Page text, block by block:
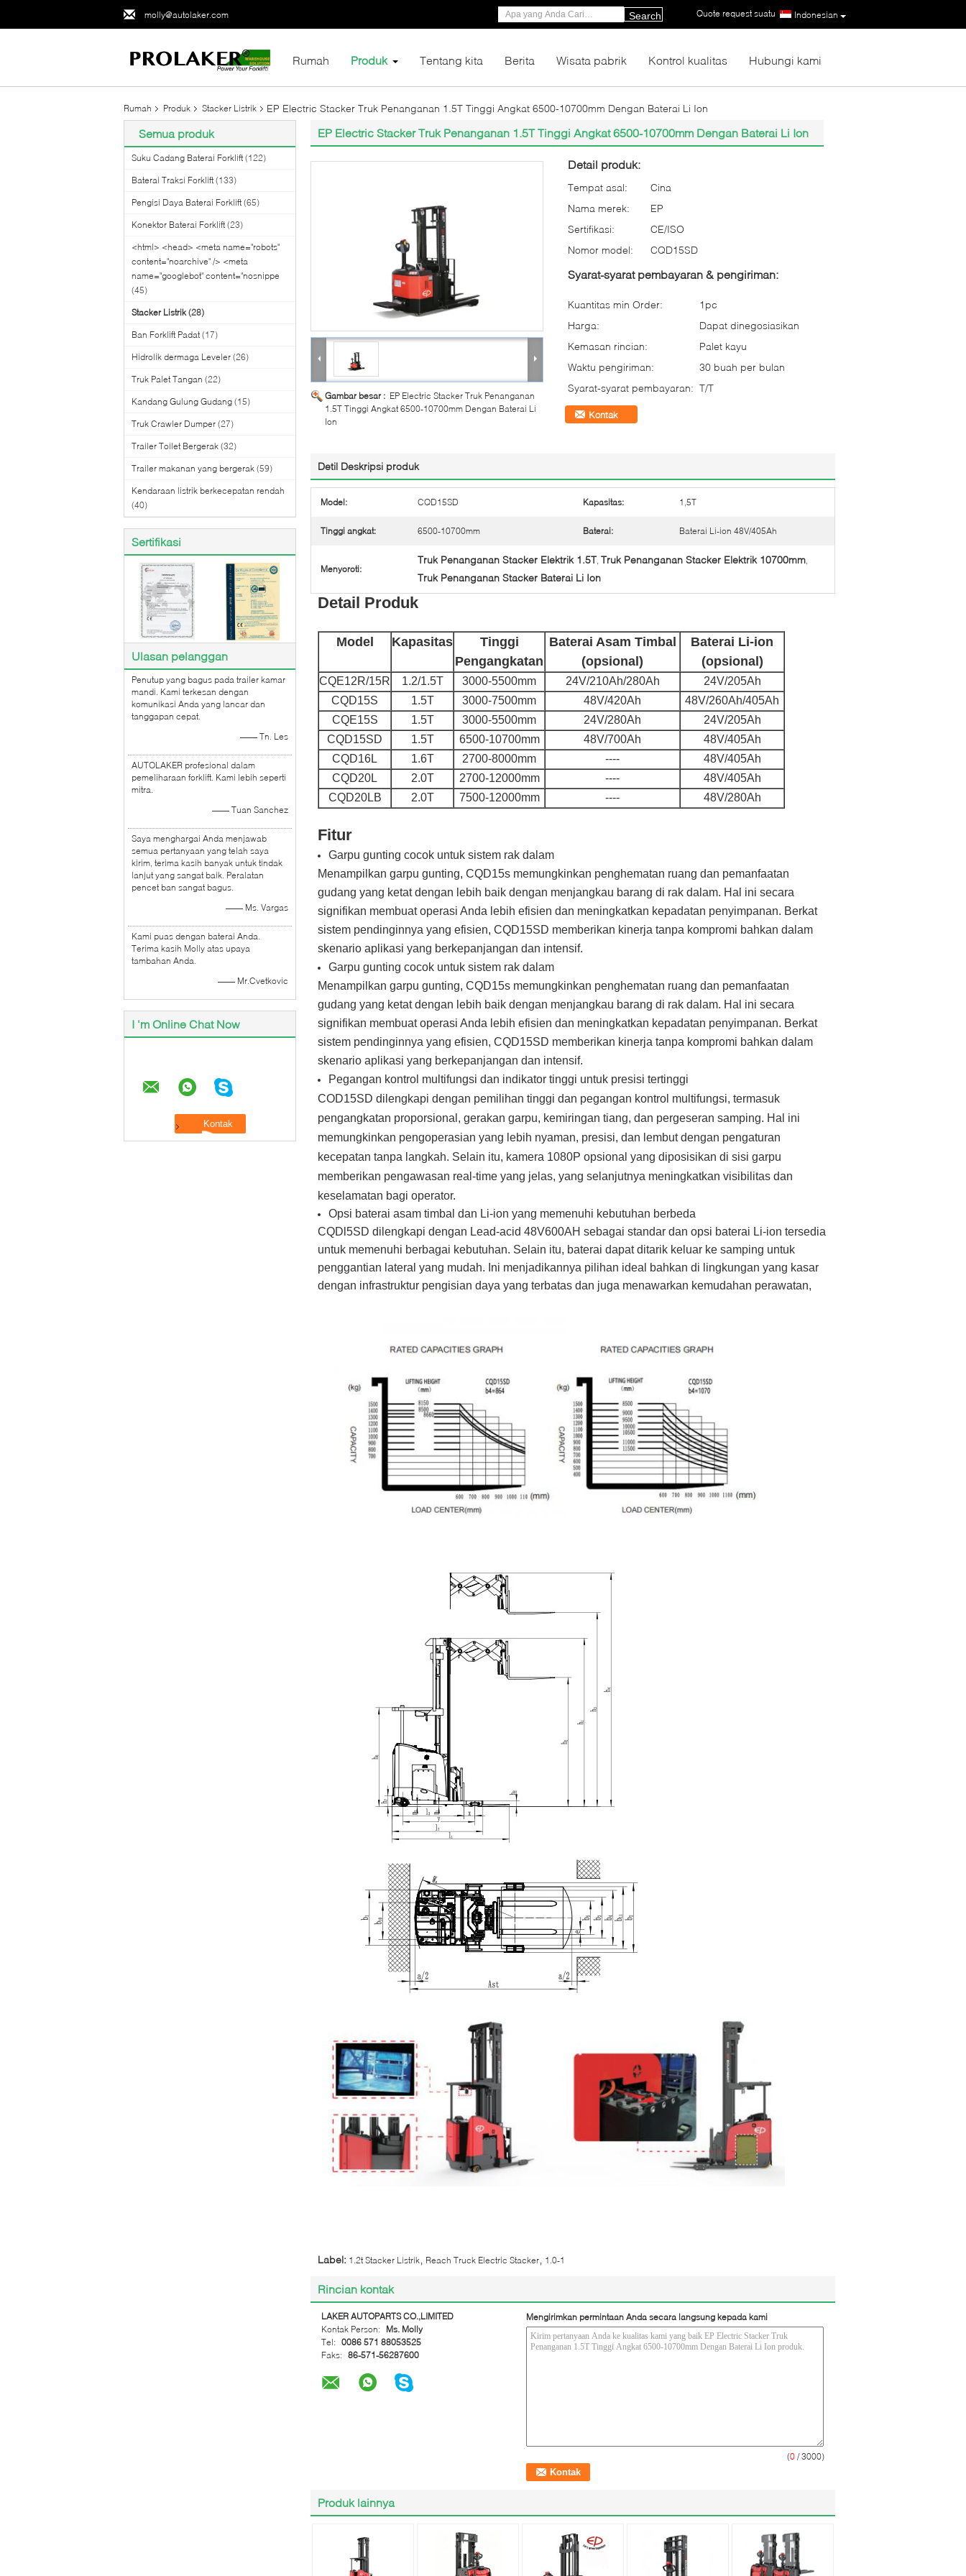
molly@autolaker.com Indonesian
Quote request suatu |
Search
Rumah Produk Tentang kita Berita Wisata pabrik Kontrol kualitas Hubungi kami
Rumah Produk Stacker Listrik EP Electric Stacker Truk Penanganan 1.5T Tinggi Angkat 6500-10700mm Dengan Baterai Li Ion
Semua produk
Suku Cadang Baterai Forklift (122)
Baterai Traksi Forklift (133)
Pengisi Daya Baterai Forklift (65)
Konektor Baterai Forklift (23)
<html> <head> <meta name="robots"
content="noarchive" /> <meta
name="googlebot" content="nosnippe
(45)
Stacker Listrik (28)
Ban Forklift Padat (17)
Hidrolik dermaga Leveler (26)
Truk Palet Tangan (22)
Kandang Gulung Gudang (15)
Truk Crawler Dumper (27)
Trailer Toilet Bergerak (32)
Trailer makanan yang bergerak (59)
Kendaraan listrik berkecepatan rendah
(40)
Sertifikasi
Ulasan pelanggan
Penutup yang bagus pada trailer kamar
mandi. Kami terkesan dengan
komunikasi Anda yang lancar dan
tanggapan cepat.
—— Tn. Les
AUTOLAKER profesional dalam
pemeliharaan forklift. Kami lebih seperti
mitra.
—— Tuan Sanchez
Saya menghargai Anda menjawab
semua pertanyaan yang telah saya
kirim, terima kasih banyak untuk tindak
lanjut yang sangat baik. Peralatan
pencet ban sangat bagus.
—— Ms. Vargas
Kami puas dengan baterai Anda.
Terima kasih Molly atas upaya
tambahan Anda.
—— Mr.Cvetkovic
I 'm Online Chat Now
EP Electric Stacker Truk Penanganan 1.5T Tinggi Angkat 6500-10700mm Dengan Baterai Li Ion
Gambar besar : EP Electric Stacker Truk Penanganan
1.5T Tinggi Angkat 6500-10700mm Dengan Baterai Li
Ion
Detail produk:
Tempat asal:
Cina
Nama merek:
EP
Sertifikasi:
CE/ISO
Nomor model:
CQD15SD
Syarat-syarat pembayaran & pengiriman:
Kuantitas min Order:
1pc
Harga:
Dapat dinegosiasikan
Kemasan rincian:
Palet kayu
Waktu pengiriman:
30 buah per bulan
Syarat-syarat pembayaran: T/T
Kontak
Detil Deskripsi produk
Model: CQD15SD Kapasitas: 1,5T
Tinggi angkat: 6500-10700mm Baterai: Baterai Li-ion 48V/405Ah
Menyoroti:
Truk Penanganan Stacker Elektrik 1.5T, Truk Penanganan Stacker Elektrik 10700mm,
Truk Penanganan Stacker Baterai Li Ion
Detail Produk
Model Kapasitas
Tinggi
Pengangkatan
Baterai Asam Timbal
(opsional)
Baterai Li-ion
(opsional)
CQE12R/15R 1.2/1.5T 3000-5500mm 24V/210Ah/280Ah
24V/205Ah
CQD15S
1.5T 3000-7500mm 48V/420Ah
48V/260Ah/405Ah
CQE15S
1.5T 3000-5500mm 24V/280Ah
24V/205Ah
CQD15SD
1.5T 6500-10700mm 48V/700Ah
48V/405Ah
CQD16L
1.6T 2700-8000mm ----
48V/405Ah
CQD20L
2.0T 2700-12000mm ----
48V/405Ah
CQD20LB
2.0T 7500-12000mm ---- 48V/280Ah
Fitur
Garpu gunting cocok untuk sistem rak dalam
Menampilkan garpu gunting, CQD15s memungkinkan penghematan ruang dan pemanfaatan
gudang yang ketat dengan lebih baik dengan menjangkau barang di rak dalam. Hal ini secara
signifikan membuat operasi Anda lebih efisien dan meningkatkan kepadatan penyimpanan. Berkat
sistem pendinginnya yang efisien, CQD15SD memberikan kinerja tanpa kompromi bahkan dalam
skenario aplikasi yang berkepanjangan dan intensif.
Garpu gunting cocok untuk sistem rak dalam
Menampilkan garpu gunting, CQD15s memungkinkan penghematan ruang dan pemanfaatan
gudang yang ketat dengan lebih baik dengan menjangkau barang di rak dalam. Hal ini secara
signifikan membuat operasi Anda lebih efisien dan meningkatkan kepadatan penyimpanan. Berkat
sistem pendinginnya yang efisien, CQD15SD memberikan kinerja tanpa kompromi bahkan dalam
skenario aplikasi yang berkepanjangan dan intensif.
Pegangan kontrol multifungsi dan indikator tinggi untuk presisi tertinggi
COD15SD dilengkapi dengan pemilihan tinggi dan pegangan kontrol multifungsi, termasuk
pengangkatan proporsional, gerakan garpu, kemiringan tiang, dan pergeseran samping. Hal ini
memungkinkan pengoperasian yang lebih nyaman, presisi, dan lembut dengan pengaturan
kecepatan tanpa langkah. Selain itu, kamera 1080P opsional yang diposisikan di sisi garpu
memberikan pengawasan real-time yang jelas, yang selanjutnya meningkatkan visibilitas dan
keselamatan bagi operator.
Opsi baterai asam timbal dan Li-ion yang memenuhi kebutuhan berbeda
CQDl5SD dilengkapi dengan Lead-acid 48V600AH sebagai standar dan opsi baterai Li-ion tersedia
untuk memenuhi berbagai kebutuhan. Selain itu, baterai dapat ditarik keluar ke samping untuk
penggantian lateral yang mudah. Ini menjadikannya pilihan ideal bahkan di lingkungan yang kasar
dengan infrastruktur pengisian daya yang terbatas dan juga menawarkan kemudahan perawatan,
Label: 1.2t Stacker Listrik Reach Truck Electric Stacker 1.0-1
Rincian kontak
LAKER AUTOPARTS CO.,LIMITED
Kontak Person:
Ms. Molly
Tel: 0086 571 88053525
Faks: 86-571-56287600
Mengirimkan permintaan Anda secara langsung kepada kami
(0 / 3000)
Produk lainnya